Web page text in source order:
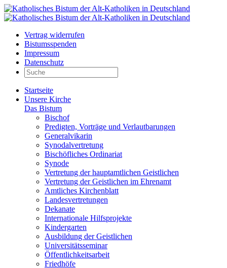
Vertrag widerrufen
Bistumsspenden
Impressum
Datenschutz
Startseite
Unsere Kirche
Das Bistum
Bischof
Predigten, Vorträge und Verlautbarungen
Generalvikarin
Synodalvertretung
Bischöfliches Ordinariat
Synode
Vertretung der hauptamtlichen Geistlichen
Vertretung der Geistlichen im Ehrenamt
Amtliches Kirchenblatt
Landesvertretungen
Dekanate
Internationale Hilfsprojekte
Kindergarten
Ausbildung der Geistlichen
Universitätsseminar
Öffentlichkeitsarbeit
Friedhöfe